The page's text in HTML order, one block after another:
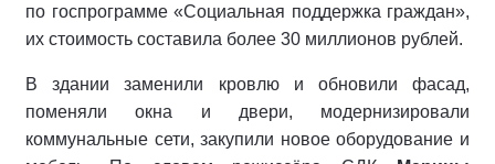
по госпрограмме «Социальная поддержка граждан»,
их стоимость составила более 30 миллионов рублей.
В здании заменили кровлю и обновили фасад,
поменяли окна и двери, модернизировали
коммунальные сети, закупили новое оборудование и